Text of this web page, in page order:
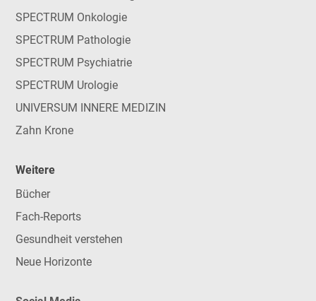
SPECTRUM Onkologie
SPECTRUM Pathologie
SPECTRUM Psychiatrie
SPECTRUM Urologie
UNIVERSUM INNERE MEDIZIN
Zahn Krone
Weitere
Bücher
Fach-Reports
Gesundheit verstehen
Neue Horizonte